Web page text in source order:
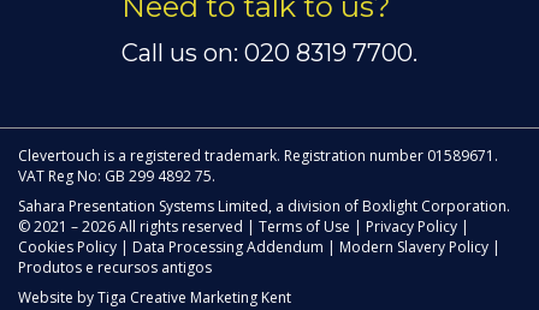
Call us on: 020 8319 7700.
Clevertouch is a registered trademark. Registration number 01589671.
VAT Reg No: GB 299 4892 75.
Sahara Presentation Systems Limited, a division of Boxlight Corporation.
© 2021 – 2026 All rights reserved | Terms of Use | Privacy Policy |
Cookies Policy | Data Processing Addendum | Modern Slavery Policy |
Produtos e recursos antigos
Website byTiga Creative Marketing Kent